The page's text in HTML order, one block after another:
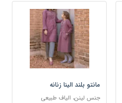
مانتو بلند الینا زنانه
جنس لینن، الیاف طبیعی